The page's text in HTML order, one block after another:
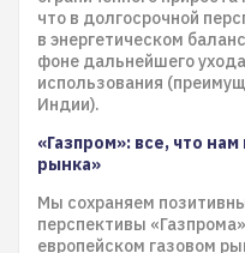
что в долгосрочной
в энергетическом
фоне дальнейшего
использования
Индии).
«Газпром»: все, что
рынка»
Мы сохраняем
перспективы
европейском газовом